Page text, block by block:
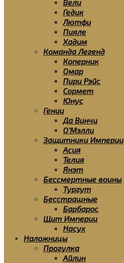
Вели
Гедик
Лютфи
Пияле
Хадим
Команда Легенд
Коперник
Омар
Пири Рэйс
Сормет
Юнус
Гении
Да Винчи
О’Мэлли
Защитники Империи
Асия
Телия
Янэт
Бессмертные воины
Тургут
Бесстрашные
Барбарос
Щит Империи
Насух
Наложницы
Прогулка
Айлин